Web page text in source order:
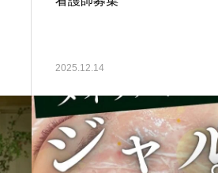
2025.12.14